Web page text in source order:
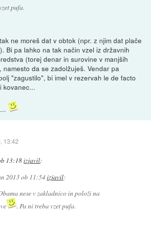
pufa.
ne moreš dat v obtok (npr. z njim dat plače
Bi pa lahko na tak način vzel iz državnih
(torej denar in surovine v manjših
namesto da se zadolžuješ. Vendar pa
"zagustilo", bi imel v rezervah le de facto
kovanec...
13:42
13:18izjavil:
2013 ob 11:54izjavil:
nese v zakladnico in položi na
. Pa ni treba vzet pufa.